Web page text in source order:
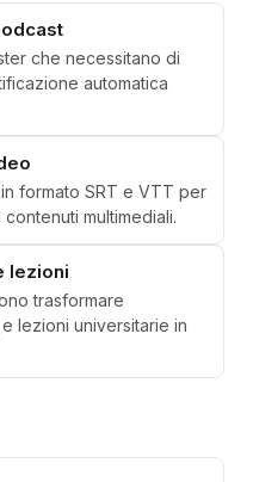
che necessitano di
automatica
formato SRT e VTT per
multimediali.
lezioni
trasformare
lezioni universitarie in